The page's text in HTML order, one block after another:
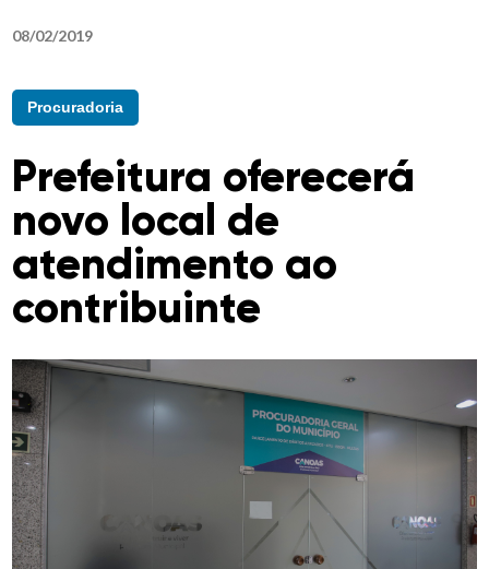
08/02/2019
Procuradoria
Prefeitura oferecerá
novo local de
atendimento ao
contribuinte